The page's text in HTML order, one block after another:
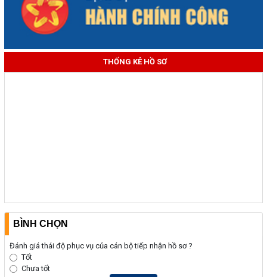
THỐNG KÊ HỒ SƠ
BÌNH CHỌN
Đánh giá thái độ phục vụ của cán bộ tiếp nhận hồ sơ ?
Tốt
Chưa tốt